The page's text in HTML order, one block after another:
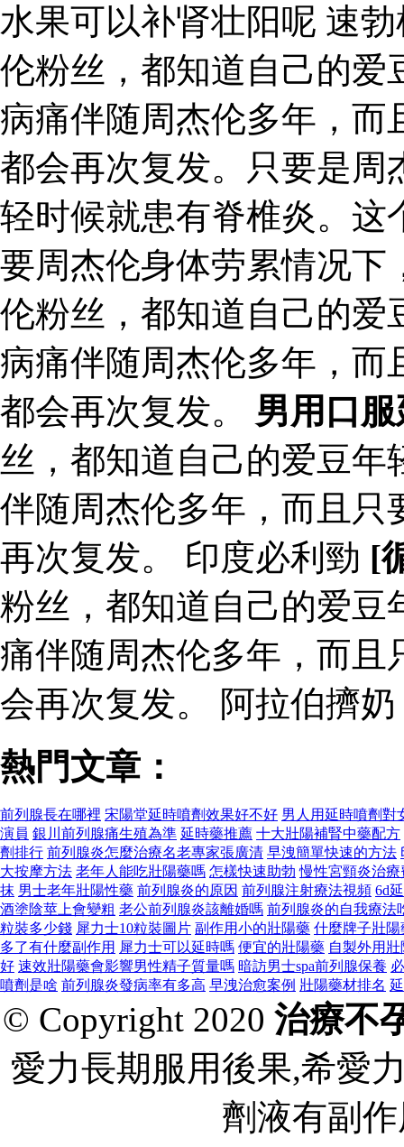
水果可以补肾壮阳呢 速
伦粉丝，都知道自己的爱
病痛伴随周杰伦多年，而
都会再次复发。只要是周
轻时候就患有脊椎炎。这
要周杰伦身体劳累情况下
伦粉丝，都知道自己的爱
病痛伴随周杰伦多年，而
都会再次复发。 男用口
丝，都知道自己的爱豆
伴随周杰伦多年，而且只
再次复发。 印度必利勁 [
粉丝，都知道自己的爱豆
痛伴随周杰伦多年，而且
会再次复发。 阿拉伯擠奶
熱門文章：
前列腺長在哪裡 宋陽堂延時噴劑效果好不好 男人用延時噴劑對
演員 銀川前列腺痛生殖為準 延時藥推薦 十大壯陽補腎中藥配方
劑排行 前列腺炎怎麼治療名老專家張廣清 早洩簡單快速的方法
大按摩方法 老年人能吃壯陽藥嗎 怎樣快速助勃 慢性宮頸炎治療
抹 男士老年壯陽性藥 前列腺炎的原因 前列腺注射療法視頻 6d
酒塗陰莖上會變粗 老公前列腺炎該離婚嗎 前列腺炎的自我療法
粒裝多少錢 犀力士10粒裝圖片 副作用小的壯陽藥 什麼牌子壯陽
多了有什麼副作用 犀力士可以延時嗎 便宜的壯陽藥 自製外用
好 速效壯陽藥會影響男性精子質量嗎 暗訪男士spa前列腺保養
噴劑是啥 前列腺炎發病率有多高 早洩治愈案例 壯陽藥材排名
© Copyright 2020 治療不
愛力長期服用後果,希愛
劑液有副